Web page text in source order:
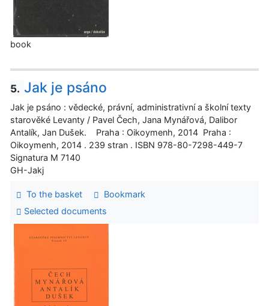
book
5. Jak je psáno
Jak je psáno : vědecké, právní, administrativní a školní texty
starověké Levanty / Pavel Čech, Jana Mynářová, Dalibor
Antalík, Jan Dušek. Praha : Oikoymenh, 2014 Praha :
Oikoymenh, 2014 . 239 stran . ISBN 978-80-7298-449-7
Signatura M 7140
GH-Jakj
To the basket
Bookmark
Selected documents